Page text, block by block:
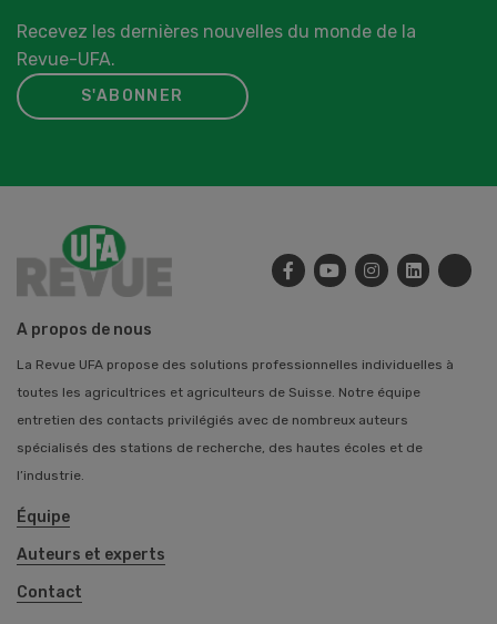
Recevez les dernières nouvelles du monde de la
Revue-UFA.
S'ABONNER
A propos de nous
La Revue UFA propose des solutions professionnelles individuelles à
toutes les agricultrices et agriculteurs de Suisse. Notre équipe
entretien des contacts privilégiés avec de nombreux auteurs
spécialisés des stations de recherche, des hautes écoles et de
l’industrie.
Équipe
Auteurs et experts
Contact